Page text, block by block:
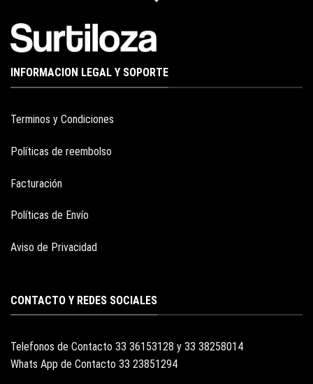
INFORMACION LEGAL Y SOPORTE
Terminos y Condiciones
Políticas de reembolso
Facturación
Políticas de Envío
Aviso de Privacidad
CONTACTO Y REDES SOCIALES
Telefonos de Contacto 33 36153128 y 33 38258014
Whats App de Contacto 33 23851294